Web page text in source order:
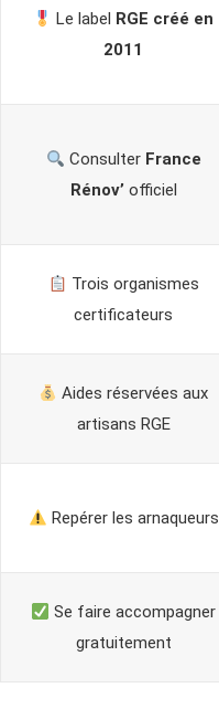
Le label RGE créé en
2011
Consulter France
Rénov’ officiel
Trois organismes
certificateurs
Aides réservées aux
artisans RGE
Repérer les arnaqueurs
Se faire accompagner
gratuitement